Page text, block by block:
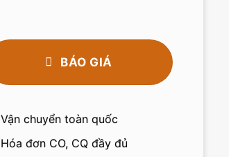
BÁO GIÁ
Vận chuyển toàn quốc
Hóa đơn CO, CQ đầy đủ